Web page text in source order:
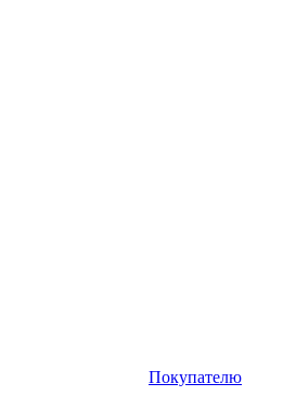
Покупателю